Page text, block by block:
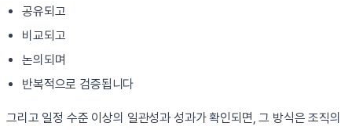
공유되고
비교되고
논의되며
반복적으로 검증됩니다
그리고 일정 수준 이상의 일관성과 성과가 확인되면, 그 방식은 조직의